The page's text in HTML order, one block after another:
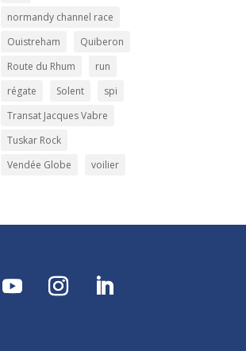
normandy channel race
Ouistreham
Quiberon
Route du Rhum
run
régate
Solent
spi
Transat Jacques Vabre
Tuskar Rock
Vendée Globe
voilier